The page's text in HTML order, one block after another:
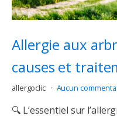
Allergie aux
causes et
allergoclic Aucun
🔍 L’essentiel sur